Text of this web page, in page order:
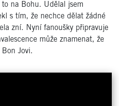
na Bohu. Udělal jsem
s tím, že nechce dělat žádné
zní. Nyní fanoušky připravuje
může znamenat, že
Jovi.